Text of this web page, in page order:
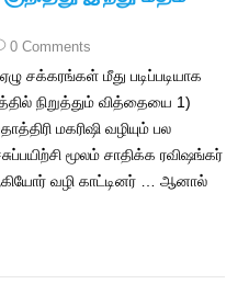
0 Comments
சக்கரங்கள் மீது படிப்படியாக
நிறுத்தும் வித்தையை 1)
மகரிஷி வழியும் பல
மூலம் சாதிக்க ரவிஷங்கர்
வழி காட்டினர் … ஆனால்